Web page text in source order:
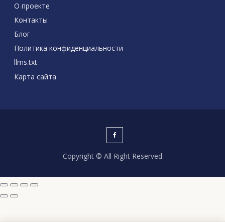
О проекте
Контакты
Блог
Политика конфиденциальности
llms.txt
Карта сайта
Copyright © All Right Reserved